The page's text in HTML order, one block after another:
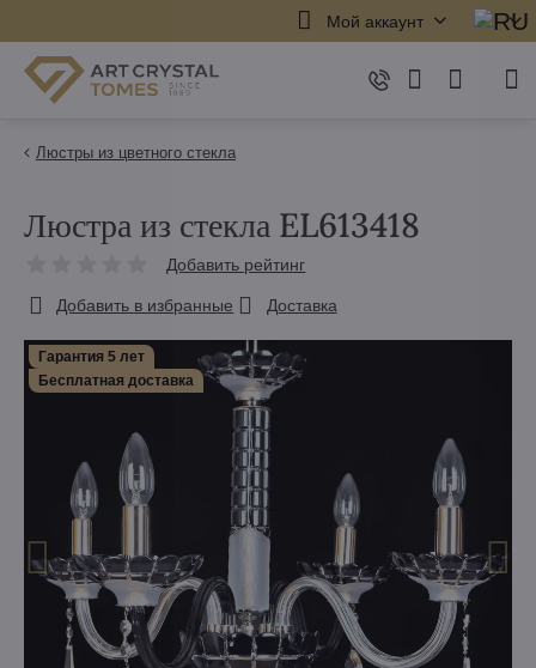
Мой аккаунт
Люстры из цветного стекла
Гарантия 5 лет
Бесплатная доставка
Люстра из стекла EL613418
Добавить рейтинг
Добавить в избранные Доставка